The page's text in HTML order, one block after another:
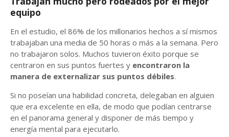
equipo
En el estudio, el 86% de los millonarios hechos a sí mismos
trabajaban una media de 50 horas o más a la semana. Pero
no trabajaron solos. Muchos tuvieron éxito porque se
centraron en sus puntos fuertes y encontraron la
manera de externalizar sus puntos débiles.
Si no poseían una habilidad concreta, delegaban en alguien
que era excelente en ella, de modo que podían centrarse
en el panorama general y disponer de más tiempo y
energía mental para ejecutarlo.